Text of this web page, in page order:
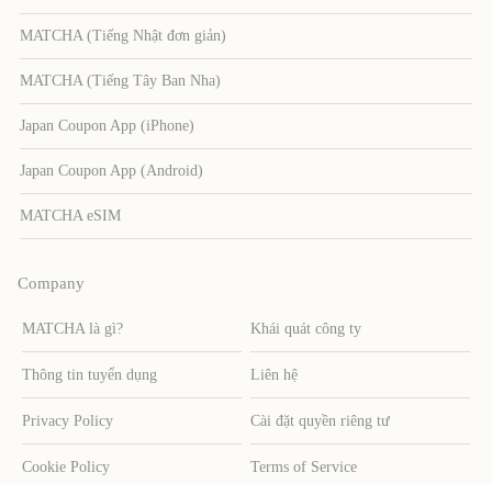
MATCHA (Tiếng Nhật đơn giản)
MATCHA (Tiếng Tây Ban Nha)
Japan Coupon App (iPhone)
Japan Coupon App (Android)
MATCHA eSIM
Company
MATCHA là gì? Khái quát công ty
Thông tin tuyển dụng Liên hệ
Privacy Policy Cài đặt quyền riêng tư
Cookie Policy Terms of Service